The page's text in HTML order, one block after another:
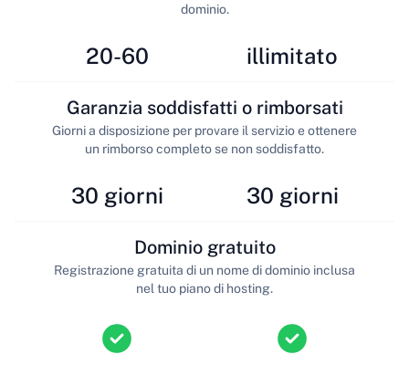
20-60
dominio.
illimitato
30 giorni
Garanzia soddisfatti o rimborsati
Giorni a disposizione per provare il servizio e ottenere
un rimborso completo se non soddisfatto.
30 giorni
Dominio gratuito
Registrazione gratuita di un nome di dominio inclusa
nel tuo piano di hosting.